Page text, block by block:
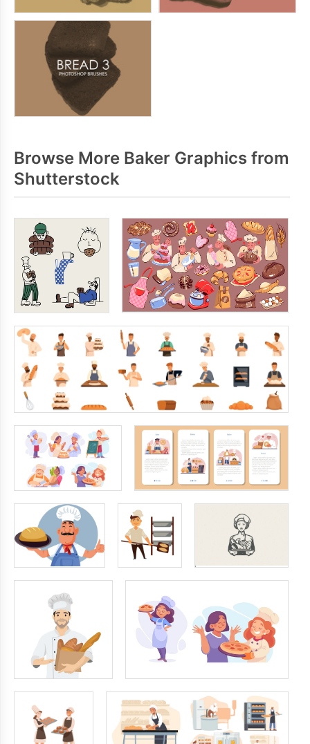
Browse More Baker Graphics from
Shutterstock